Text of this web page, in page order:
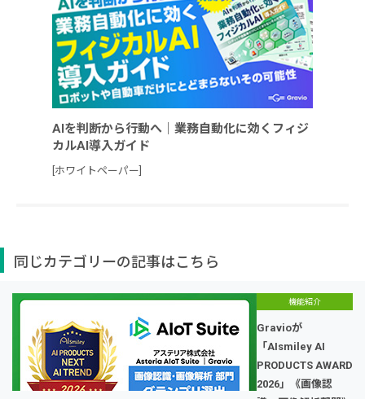
AIを判断から行動へ｜業務自動化に効くフィジ
カルAI導入ガイド
[ホワイトペーパー]
同じカテゴリーの記事はこちら
機能紹介
Gravioが
「AIsmiley AI
PRODUCTS AWARD
2026」《画像認